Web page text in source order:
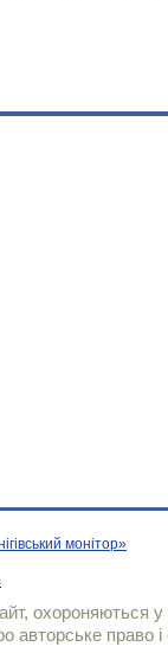
монітор»
охороняються у
авторське право і